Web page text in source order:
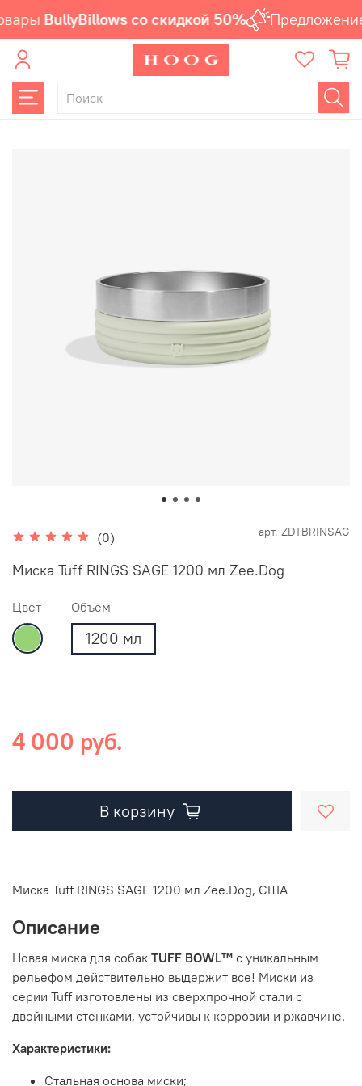
BullyBillows со скидкой 50% Предложение
(0) арт. ZDTBRINSAG
Миска Tuff RINGS SAGE 1200 мл Zee.Dog
Цвет Объем
1200 мл
4 000 руб.
В корзину
Миска Tuff RINGS SAGE 1200 мл Zee.Dog, США
Описание
Новая миска для собак TUFF BOWL™ с уникальным
рельефом действительно выдержит все! Миски из
серии Tuffизготовлены из сверхпрочной стали с
двойными стенками, устойчивы к коррозии и ржавчине.
Характеристики:
Стальная основа миски;